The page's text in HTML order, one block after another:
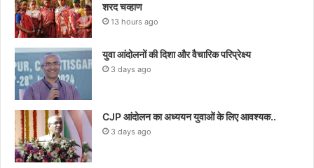
शरद चव्हाण
13 hours ago
युवा आंदोलनों की दिशा और वैचारिक परिप्रेक्ष्य
3 days ago
CJP आंदोलन का अध्ययन युवाओं के लिए आवश्यक..
3 days ago